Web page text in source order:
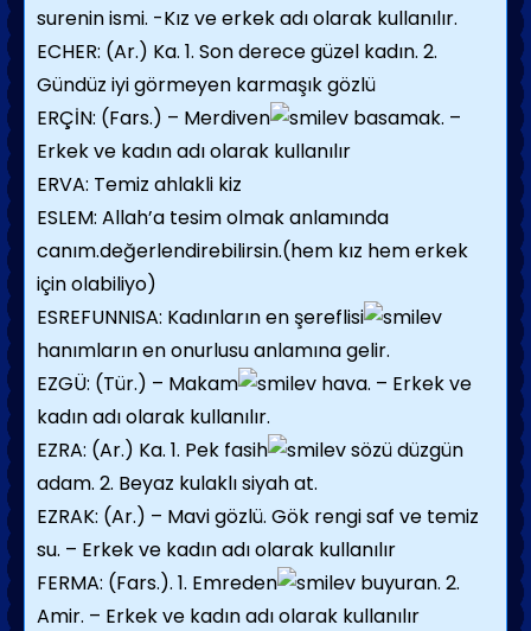
surenin ismi. -Kız ve erkek adı olarak kullanılır.
ECHER: (Ar.) Ka. 1. Son derece güzel kadın. 2.
Gündüz iyi görmeyen karmaşık gözlü
ERÇİN: (Fars.) – Merdiven
basamak. –
Erkek ve kadın adı olarak kullanılır
ERVA: Temiz ahlakli kiz
ESLEM: Allah’a tesim olmak anlamında
canım.değerlendirebilirsin.(hem kız hem erkek
için olabiliyo)
ESREFUNNISA: Kadınların en şereflisi
hanımların en onurlusu anlamına gelir.
EZGÜ: (Tür.) – Makam
hava. – Erkek ve
kadın adı olarak kullanılır.
EZRA: (Ar.) Ka. 1. Pek fasih
sözü düzgün
adam. 2. Beyaz kulaklı siyah at.
EZRAK: (Ar.) – Mavi gözlü. Gök rengi saf ve temiz
su. – Erkek ve kadın adı olarak kullanılır
FERMA: (Fars.). 1. Emreden
buyuran. 2.
Amir. – Erkek ve kadın adı olarak kullanılır